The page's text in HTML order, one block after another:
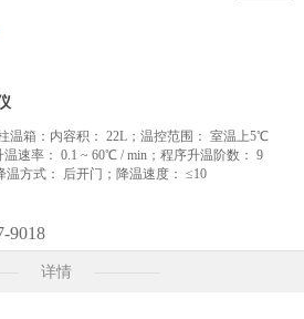
温箱：内容积： 22L；温控范围： 室温上5℃
速率： 0.1 ~ 60℃ / min；程序升温阶数： 9
温方式： 后开门；降温速度： ≤10
9018
详情